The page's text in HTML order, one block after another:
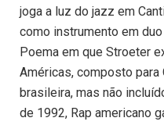
joga a luz do jazz em
como instrumento em
Poema em que Stroeter
Américas, composto
brasileira, mas não
de 1992, Rap americano